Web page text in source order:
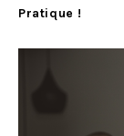
Pratique !